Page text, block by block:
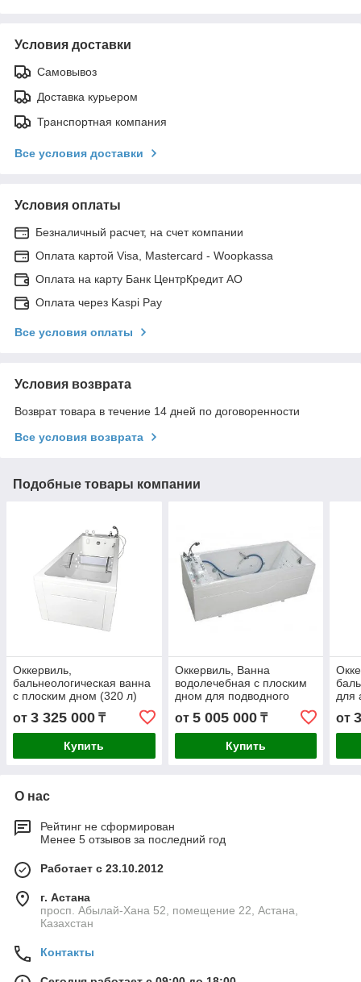
Условия доставки
Самовывоз
Доставка курьером
Транспортная компания
Все условия доставки
Условия оплаты
Безналичный расчет, на счет компании
Оплата картой Visa, Mastercard - Woopkassa
Оплата на карту Банк ЦентрКредит АО
Оплата через Kaspi Pay
Все условия оплаты
Условия возврата
Возврат товара в течение 14 дней по договоренности
Все условия возврата
Подобные товары компании
Оккервиль,
бальнеологическая ванна
с плоским дном (320 л)
от 3 325 000 ₸
Купить
Оккервиль, Ванна
водолечебная с плоским
дном для подводного
душ-массажа (320 л)
от 5 005 000₸
Купить
для
от
О нас
Рейтинг не сформирован
Менее 5 отзывов за последний год
Работает с 23.10.2012
г. Астана
просп. Абылай-Хана 52, помещение 22, Астана,
Казахстан
Контакты